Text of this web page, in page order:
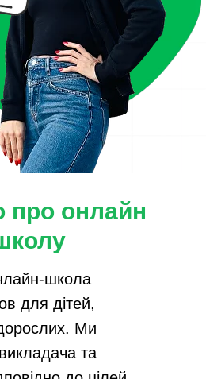
про онлайн
школа
для дітей,
дорослих. Ми
та